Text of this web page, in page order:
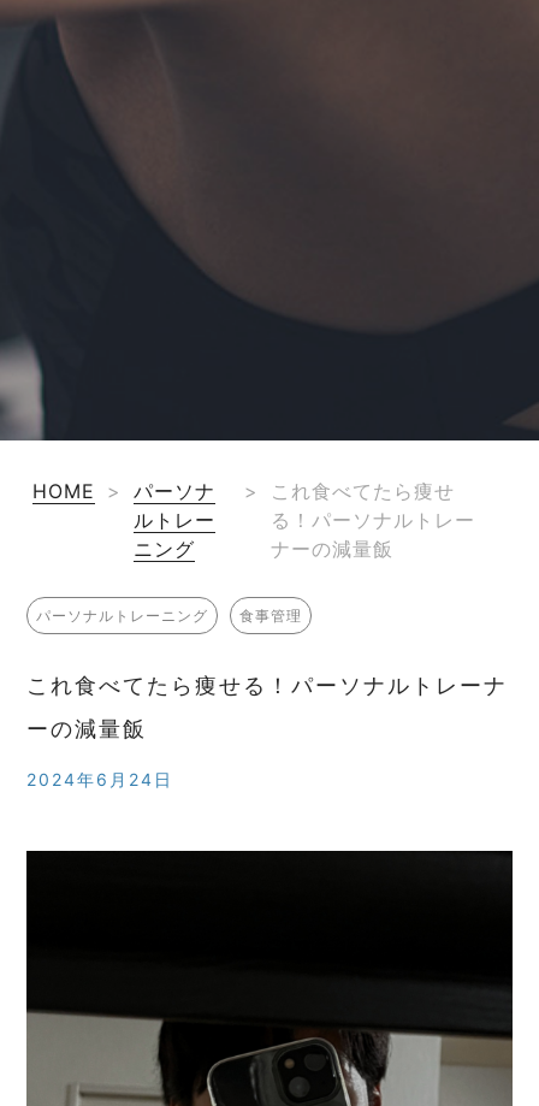
HOME >
パーソナ
ルトレー
ニング
>
これ食べてたら痩せ
る！パーソナルトレー
ナーの減量飯
パーソナルトレーニング 食事管理
これ食べてたら痩せる！パーソナルトレーナ
ーの減量飯
2024年6月24日